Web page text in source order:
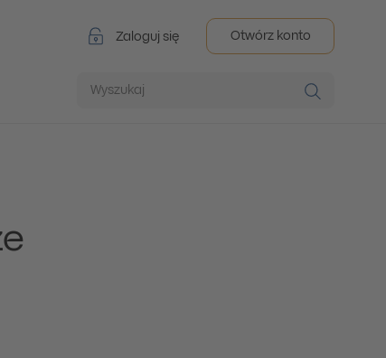
Zaloguj się Otwórz konto
Wyszukaj